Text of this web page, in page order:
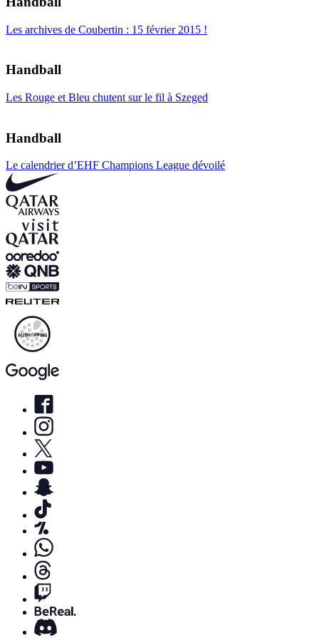
Les archives de Coubertin : 15 février 2015 !
Handball
Les Rouge et Bleu chutent sur le fil à Szeged
Handball
Le calendrier d’EHF Champions League dévoilé